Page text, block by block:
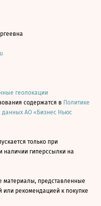
геолокации
содержатся в Политике
данных АО «Бизнес Ньюс
только при
наличии гиперссылки на
материалы, представленные
рекомендацией к покупке